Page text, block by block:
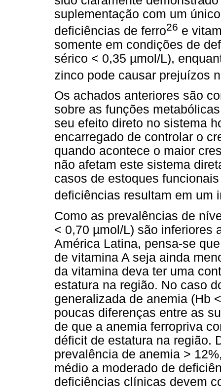
suplementação com um
deficiências de ferro26 e
somente em condições de
sérico < 0,35 µmol/L),
zinco pode causar prejuízos
Os achados anteriores são
sobre as funções
seu efeito direto no sistema
encarregado de controlar o
quando acontece o maior
não afetam este sistema
casos de estoques
deficiências resultam em um
Como as prevalências de
< 0,70 µmol/L) são inferiores
América Latina, pensa-se
de vitamina A seja ainda
da vitamina deva ter uma
estatura na região. No caso
generalizada de anemia (Hb
poucas diferenças entre as
de que a anemia ferropriva
déficit de estatura na região.
prevalência de anemia >
médio a moderado de
deficiências clínicas devem